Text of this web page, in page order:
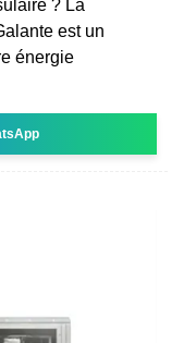
? La
est un
énergie